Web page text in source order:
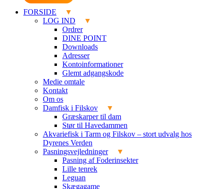
FORSIDE
LOG IND
Ordrer
DINE POINT
Downloads
Adresser
Kontoinformationer
Glemt adgangskode
Medie omtale
Kontakt
Om os
Damfisk i Filskov
Græskarper til dam
Stør til Havedammen
Akvariefisk i Tarm og Filskov – stort udvalg hos
Dyrenes Verden
Pasningsvejledninger
Pasning af Foderinsekter
Lille tenrek
Leguan
Skægagame